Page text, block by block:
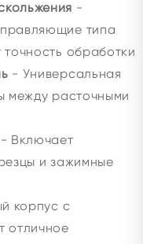
-
типа
обработки
- Универсальная
между расточными
- Включает
и зажимные
корпус с
отличное